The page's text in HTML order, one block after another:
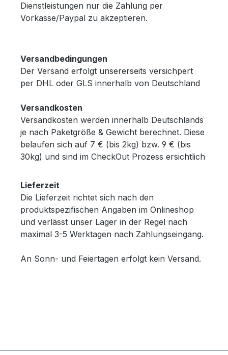
Dienstleistungen nur die Zahlung per
Vorkasse/Paypal zu akzeptieren.
Versandbedingungen
Der Versand erfolgt unsererseits versichpert
per DHL oder GLS innerhalb von Deutschland
Versandkosten
Versandkosten werden innerhalb Deutschlands
je nach Paketgröße & Gewicht berechnet. Diese
belaufen sich auf 7 € (bis 2kg) bzw. 9 € (bis
30kg) und sind im CheckOut Prozess ersichtlich
Lieferzeit
Die Lieferzeit richtet sich nach den
produktspezifischen Angaben im Onlineshop
und verlässt unser Lager in der Regel nach
maximal 3-5 Werktagen nach Zahlungseingang.
An Sonn- und Feiertagen erfolgt kein Versand.